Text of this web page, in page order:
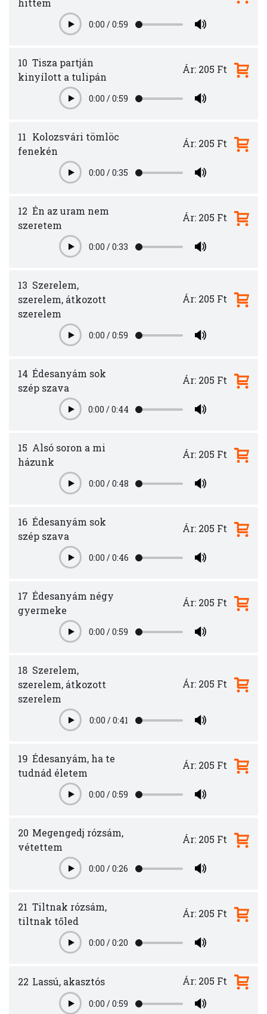
hittem
Play0:00 /0:59
10 Tisza partján
kinyílott a tulipán
Play0:00 /0:59
Ár: 205 Ft
11
Kolozsvári tömlöc
fenekén
Play0:00 /0:35
Ár: 205 Ft
12 Én az uram nem
szeretem
Play0:00 /0:33
Ár: 205 Ft
13 Szerelem,
szerelem, átkozott
szerelem
Play0:00 /0:59
Ár: 205 Ft
14 Édesanyám sok
szép szava
Play0:00 /0:44
Ár: 205 Ft
15 Alsó soron a mi
házunk
Play0:00 /0:48
Ár: 205 Ft
16 Édesanyám sok
szép szava
Play0:00 /0:46
Ár: 205 Ft
17 Édesanyám négy
gyermeke
Play0:00 /0:59
Ár: 205 Ft
18 Szerelem,
szerelem, átkozott
szerelem
Play0:00 /0:41
Ár: 205 Ft
19 Édesanyám, ha te
tudnád életem
Play0:00 /0:59
Ár: 205 Ft
20 Megengedj rózsám,
vétettem
Play0:00 /0:26
Ár: 205 Ft
21 Tiltnak rózsám,
tiltnak tőled
Play0:00 /0:20
Ár: 205 Ft
22 Lassú, akasztós
Play0:00 /0:59
Ár: 205 Ft